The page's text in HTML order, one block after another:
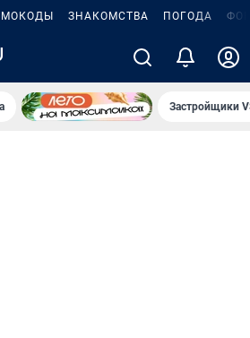
ЗНАКОМСТВА ПОГОДА
Застройщики